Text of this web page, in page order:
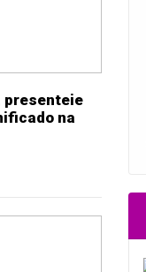
presenteie
na